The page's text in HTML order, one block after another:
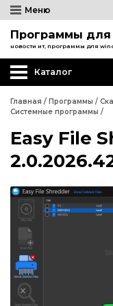
Меню
Программы для
новости ит, программы для
Каталог
Другие программы
Системные
Программы для
Дизайн - графика
Обработка текста
Главная / Программы /
Системные программы /
Easy File